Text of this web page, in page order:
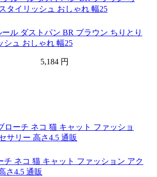
ル ダストパン BR ブラウン ちりとり
シュ おしゃれ 幅25
5,184 円
チ ネコ 猫 キャット ファッション アク
さ4.5 通販